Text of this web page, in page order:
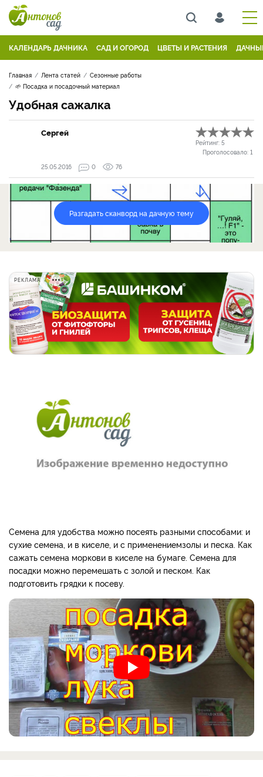
КАЛЕНДАРЬ ДАЧНИКА САД И ОГОРОД ЦВЕТЫ И РАСТЕНИЯ
Главная Лента статей
Сезонные работы
🌱 Посадка и посадочный материал
Удобная сажалка
Сергей
Рейтинг: 5
Проголосовало: 1
25.05.2016
0 76
Разгадать сканворд на дачную тему
РЕКЛАМА
Семена для удобства можно посеять разными способами: и
сухие семена, и в киселе, и с применениемзолы и песка. Как
сажать семена моркови в киселе на бумаге. Семена для
посадки можно перемешать с золой и песком. Как
подготовить грядки к посеву.